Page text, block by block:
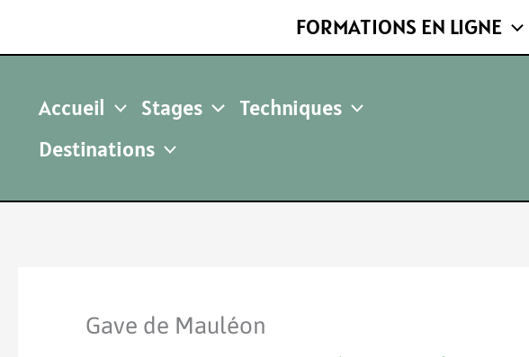
FORMATIONS EN LIGNE
Accueil Stages
Techniques
Destinations
Gave de Mauléon